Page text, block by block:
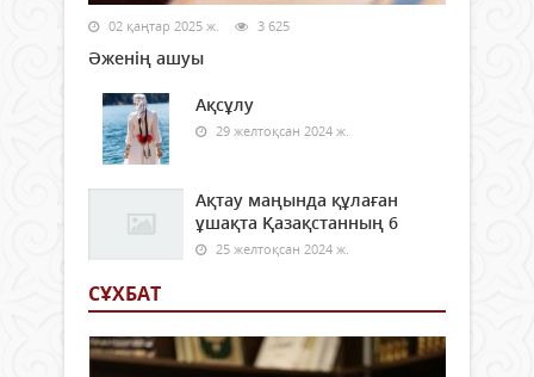
02 қаңтар 2025 ж. 3 625
Әженің ашуы
Ақсұлу
29 желтоқсан 2024 ж.
Ақтау маңында құлаған
ұшақта Қазақстанның 6
25 желтоқсан 2024 ж.
СҰХБАТ